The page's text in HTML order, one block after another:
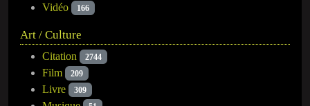
Vidéo 166
Art / Culture
Citation 2744
Film 209
Livre 309